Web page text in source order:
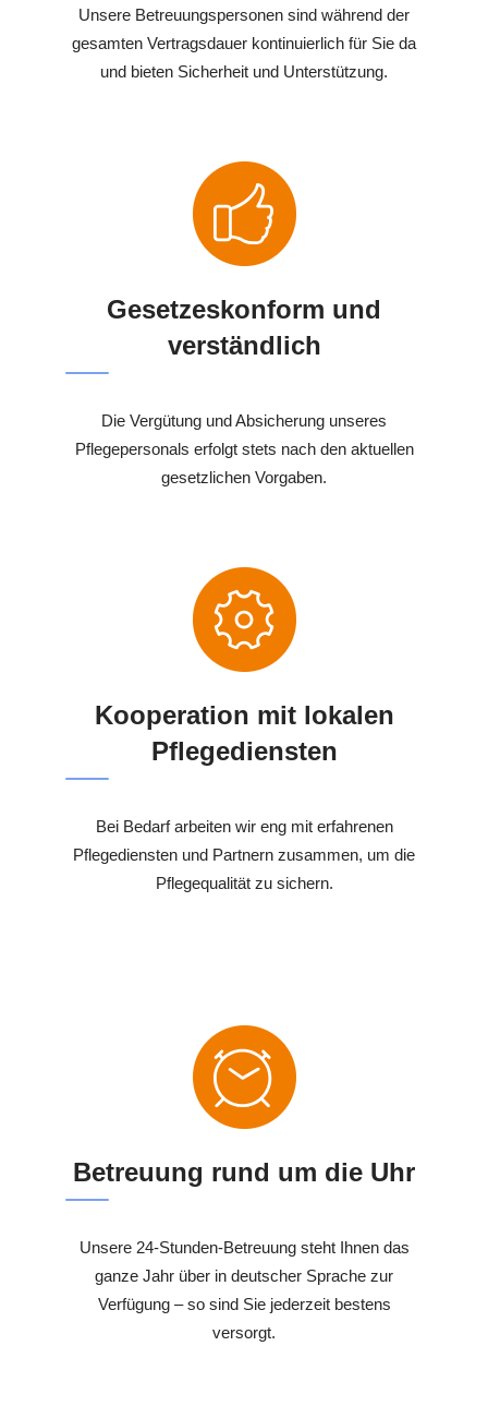
Unsere Betreuungspersonen sind während der
gesamten Vertragsdauer kontinuierlich für Sie da
und bieten Sicherheit und Unterstützung.
Gesetzeskonform und
verständlich
Die Vergütung und Absicherung unseres
Pflegepersonals erfolgt stets nach den aktuellen
gesetzlichen Vorgaben.
Kooperation mit lokalen
Pflegediensten
Bei Bedarf arbeiten wir eng mit erfahrenen
Pflegediensten und Partnern zusammen, um die
Pflegequalität zu sichern.
Betreuung rund um die Uhr
Unsere 24-Stunden-Betreuung steht Ihnen das
ganze Jahr über in deutscher Sprache zur
Verfügung – so sind Sie jederzeit bestens
versorgt.